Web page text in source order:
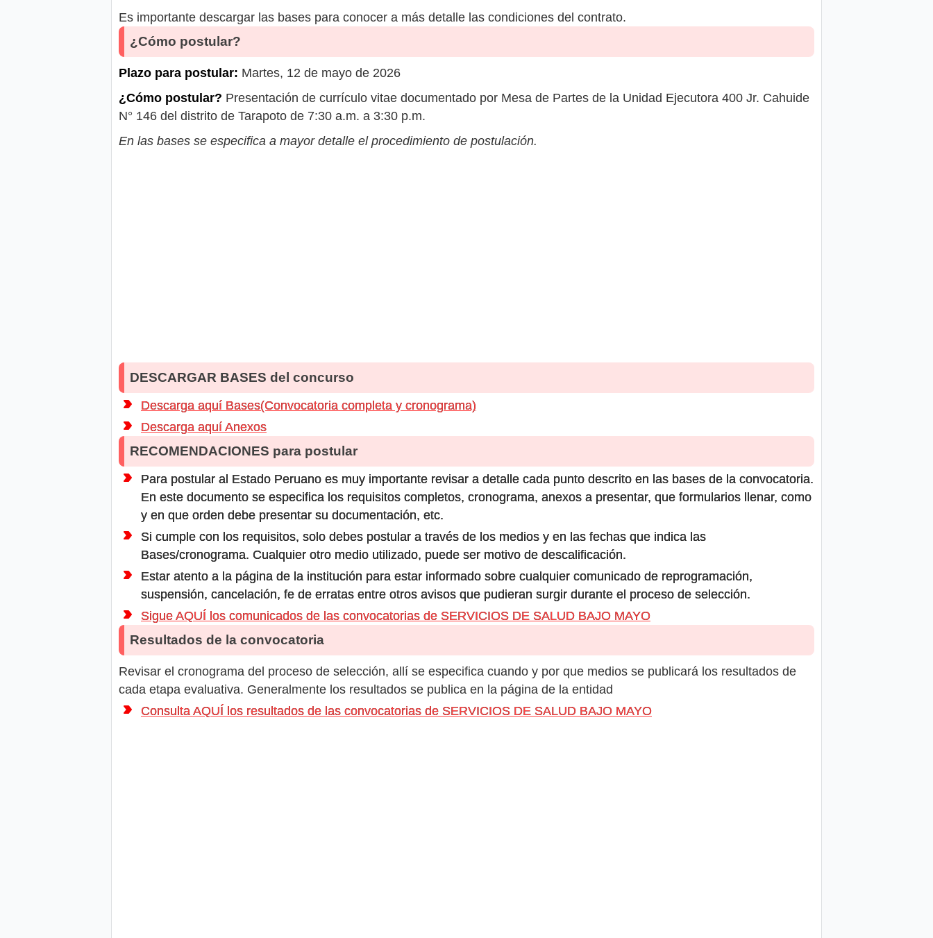
Es importante descargar las bases para conocer a más detalle las condiciones del contrato.
¿Cómo postular?
Plazo para postular: Martes, 12 de mayo de 2026
¿Cómo postular? Presentación de currículo vitae documentado por Mesa de Partes de la Unidad Ejecutora 400 Jr. Cahuide
N° 146 del distrito de Tarapoto de 7:30 a.m. a 3:30 p.m.
En las bases se especifica a mayor detalle el procedimiento de postulación.
DESCARGAR BASES del concurso
Descarga aquí Bases(Convocatoria completa y cronograma)
Descarga aquí Anexos
RECOMENDACIONES para postular
Para postular al Estado Peruano es muy importante revisar a detalle cada punto descrito en las bases de la convocatoria.
En este documento se especifica los requisitos completos, cronograma, anexos a presentar, que formularios llenar, como
y en que orden debe presentar su documentación, etc.
Si cumple con los requisitos, solo debes postular a través de los medios y en las fechas que indica las
Bases/cronograma. Cualquier otro medio utilizado, puede ser motivo de descalificación.
Estar atento a la página de la institución para estar informado sobre cualquier comunicado de reprogramación,
suspensión, cancelación, fe de erratas entre otros avisos que pudieran surgir durante el proceso de selección.
Sigue AQUÍ los comunicados de las convocatorias de SERVICIOS DE SALUD BAJO MAYO
Resultados de la convocatoria
Revisar el cronograma del proceso de selección, allí se especifica cuando y por que medios se publicará los resultados de
cada etapa evaluativa. Generalmente los resultados se publica en la página de la entidad
Consulta AQUÍ los resultados de las convocatorias de SERVICIOS DE SALUD BAJO MAYO